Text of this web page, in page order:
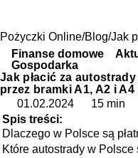
Pożyczki Online Blog Jak
Finanse domowe
Gospodarka
Jak płacić za
przez bramki A1, A2 i
01.02.2024
15 min
Spis treści:
Dlaczego w Polsce są
Które autostrady w Polsce